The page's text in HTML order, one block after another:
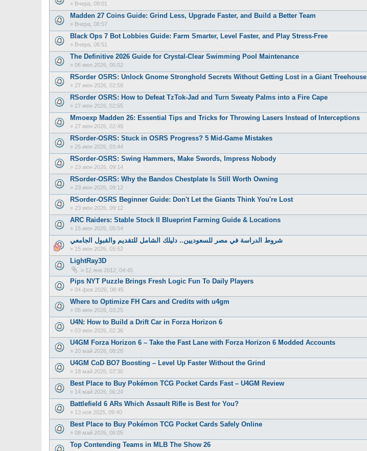
» Вчера, 09:01
Madden 27 Coins Guide: Grind Less, Upgrade Faster, and Build a Better Team
» Вчера, 08:57
Black Ops 7 Bot Lobbies Guide: Farm Smarter, Level Faster, and Play Stress-Free
» Вчера, 08:51
The Definitive 2026 Guide for Crystal-Clear Swimming Pool Maintenance
» 06 июл 2026, 06:02
RSorder OSRS: Unlock Gnome Stronghold Secrets Without Getting Lost in a Giant Treehouse
» 27 июн 2026, 02:58
RSorder OSRS: How to Defeat TzTok-Jad and Turn Sweaty Palms into a Fire Cape
» 27 июн 2026, 02:55
Mmoexp Madden 26: Essential Tips and Tricks for Throwing Lasers Instead of Interceptions
» 27 июн 2026, 02:49
RSorder-OSRS: Stuck in OSRS Progress? 5 Mid-Game Mistakes
» 25 июн 2026, 03:44
RSorder-OSRS: Swing Hammers, Make Swords, Impress Nobody
» 23 июн 2026, 09:14
RSorder-OSRS: Why the Bandos Chestplate Is Still Worth Owning
» 23 июн 2026, 09:12
RSorder-OSRS Beginner Guide: Don't Let the Giants Think You're Lost
» 23 июн 2026, 09:12
ARC Raiders: Stable Stock II Blueprint Farming Guide & Locations
» 15 июн 2026, 05:54
شروط الدراسة في مصر للسعوديين.. دليلك الشامل للتقديم والقبول الجامعي
» 15 июн 2026, 05:52
LightRay3D
» 12 янв 2012, 04:45
Pips NYT Puzzle Brings Fresh Logic Fun To Daily Players
» 04 фев 2026, 08:45
Where to Optimize FH Cars and Credits with u4gm
» 05 июн 2026, 03:25
U4N: How to Build a Drift Car in Forza Horizon 6
» 03 июн 2026, 02:36
U4GM Forza Horizon 6 – Take the Fast Lane with Forza Horizon 6 Modded Accounts
» 20 май 2026, 08:28
U4GM CoD BO7 Boosting – Level Up Faster Without the Grind
» 18 май 2026, 07:30
Best Place to Buy Pokémon TCG Pocket Cards Fast – U4GM Review
» 14 май 2026, 06:24
Battlefield 6 ARs Which Assault Rifle is Best for You?
» 13 ноя 2025, 09:40
Best Place to Buy Pokémon TCG Pocket Cards Safely Online
» 08 май 2026, 06:05
Top Contending Teams in MLB The Show 26